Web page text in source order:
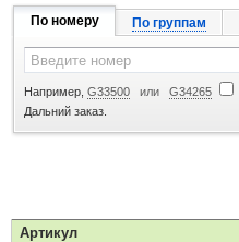
По номеру По группам
Например, G33500 или G34265
Дальний заказ.
Артикул